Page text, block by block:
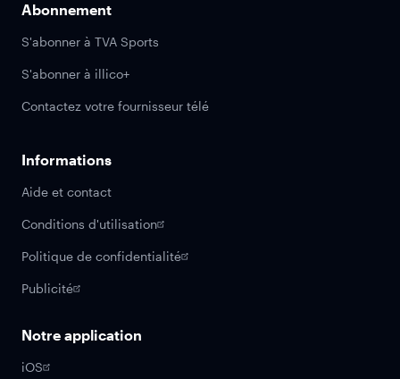
Abonnement
S'abonner à TVA Sports
S'abonner à illico+
Contactez votre fournisseur télé
Informations
Aide et contact
Conditions d'utilisation
Politique de confidentialité
Publicité
Notre application
iOS